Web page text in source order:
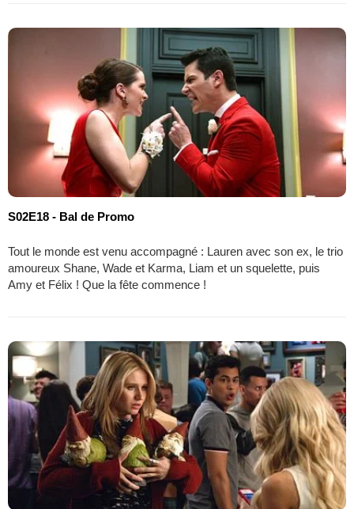
S02E18 - Bal de Promo
Tout le monde est venu accompagné : Lauren avec son ex, le trio
amoureux Shane, Wade et Karma, Liam et un squelette, puis
Amy et Félix ! Que la fête commence !